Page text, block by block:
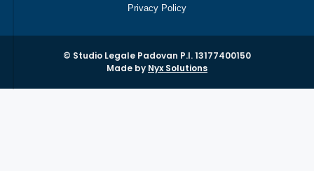
Privacy Policy
© Studio Legale Padovan P.I. 13177400150
Made by Nyx Solutions